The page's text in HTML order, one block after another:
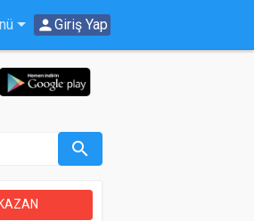
personGiriş Yap
search